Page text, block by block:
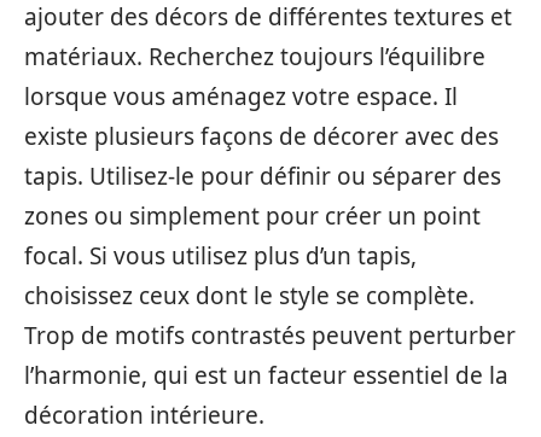
ajouter des décors de différentes textures et
matériaux. Recherchez toujours l’équilibre
lorsque vous aménagez votre espace. Il
existe plusieurs façons de décorer avec des
tapis. Utilisez-le pour définir ou séparer des
zones ou simplement pour créer un point
focal. Si vous utilisez plus d’un tapis,
choisissez ceux dont le style se complète.
Trop de motifs contrastés peuvent perturber
l’harmonie, qui est un facteur essentiel de la
décoration intérieure.